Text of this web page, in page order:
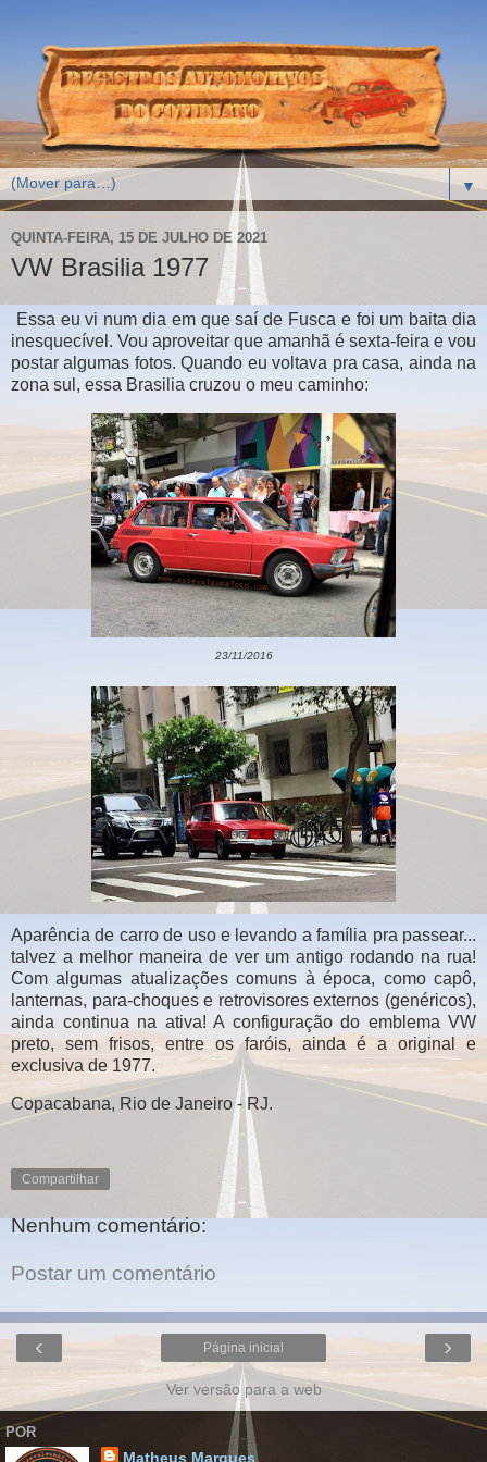
▼
QUINTA-FEIRA, 15 DE JULHO DE 2021
VW Brasilia 1977
Essa eu vi num dia em que saí de Fusca e foi um baita dia
inesquecível. Vou aproveitar que amanhã é sexta-feira e vou
postar algumas fotos. Quando eu voltava pra casa, ainda na
zona sul, essa Brasilia cruzou o meu caminho:
23/11/2016
Aparência de carro de uso e levando a família pra passear...
talvez a melhor maneira de ver um antigo rodando na rua!
Com algumas atualizações comuns à época, como capô,
lanternas, para-choques e retrovisores externos (genéricos),
ainda continua na ativa! A configuração do emblema VW
preto, sem frisos, entre os faróis, ainda é a original e
exclusiva de 1977.
Copacabana, Rio de Janeiro - RJ.
Compartilhar
Nenhum comentário:
Postar um comentário
‹ ›
Página inicial
Ver versão para a web
POR
Matheus Marques